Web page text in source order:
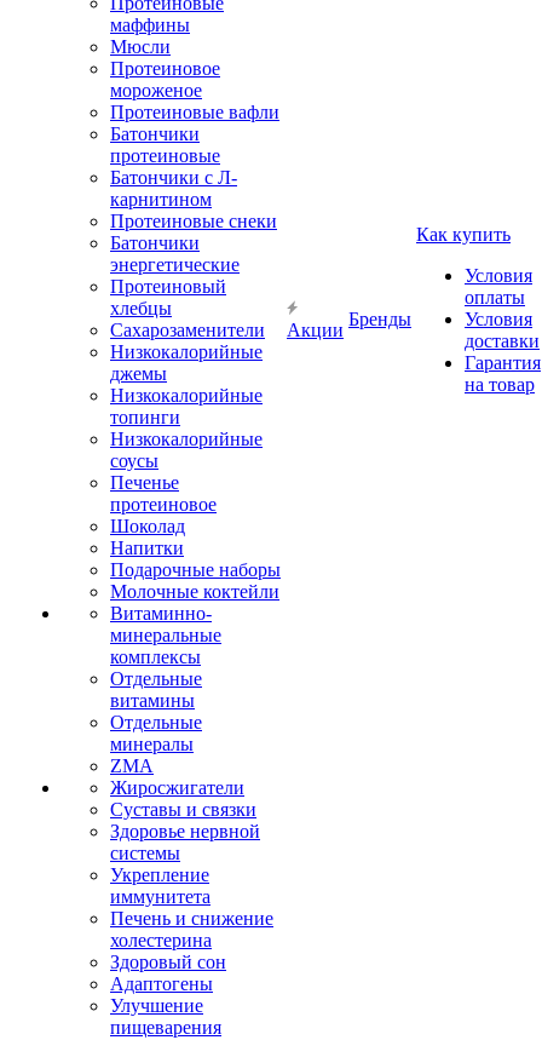
маффины
Мюсли
Протеиновое
мороженое
Протеиновые вафли
Батончики
протеиновые
Батончики с Л-
карнитином
Протеиновые снеки
Батончики
энергетические
Протеиновый
хлебцы
Сахарозаменители
Низкокалорийные
джемы
Низкокалорийные
топинги
Низкокалорийные
соусы
Печенье
протеиновое
Шоколад
Напитки
Подарочные наборы
Молочные коктейли
Витаминно-
минеральные
комплексы
Отдельные
витамины
Отдельные
минералы
ZMA
Жиросжигатели
Суставы и связки
Здоровье нервной
системы
Укрепление
иммунитета
Печень и снижение
холестерина
Здоровый сон
Адаптогены
Улучшение
пищеварения
Акции
Бренды
Как купить
Условия
оплаты
Условия
доставки
Гарантия
на товар